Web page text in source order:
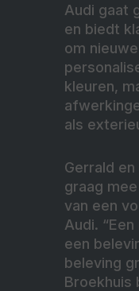
Audi gaat
en biedt
om
kleuren,
als
Gerrald
graag
van een
Audi.
een
beleving
Broekhuis